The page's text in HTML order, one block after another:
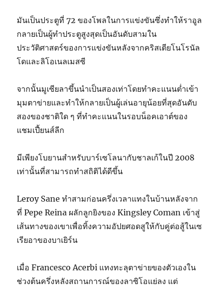
มันเป็นประตูที่ 72 ของโพลในการแข่งขันซึ่งทำให้ราอูล
กลายเป็นผู้ทำประตูสูงสุดเป็นอันดับสามใน
ประวัติศาสตร์ของการแข่งขันหลังจากคริสเตียโนโรนัล
โดและลิโอเนลเมสซี
จากนั้นมูเซียลาขึ้นนำเป็นสองเท่าโดยทำคะแนนต่ำเข้า
มุมตาข่ายและทำให้กลายเป็นผู้เล่นอายุน้อยที่สุดอันดับ
สองของชาติใด ๆ ที่ทำคะแนนในรอบน็อคเอาต์ของ
แชมเปี้ยนส์ลีก
มีเพียงโบยานสำหรับบาร์เซโลนากับชาลเก้ในปี 2008
เท่านั้นที่สามารถทำสถิติได้ดีขึ้น
Leroy Sane ทำสามก่อนครึ่งเวลาแทงในบ้านหลังจาก
ที่ Pepe Reina ผลักลูกยิงของ Kingsley Coman เข้าสู่
เส้นทางของเขาเพื่อทิ้งความอัปยศอดสูให้กับคู่ต่อสู้ในเซ
เรียอาของบาเยิร์น
เมื่อ Francesco Acerbi แทงทะลุตาข่ายของตัวเองใน
ช่วงต้นครึ่งหลังสถานการณ์ของลาซิโอแย่ลง แต่